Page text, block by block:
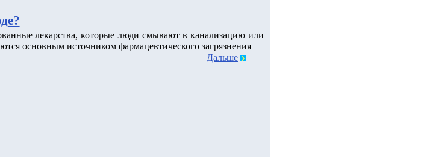
лекарства, которые люди смывают в канализацию или
основным источником фармацевтического загрязнения
Дальше